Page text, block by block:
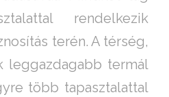
rendelkezik
terén. A térség,
leggazdagabb termál
több tapasztalattal